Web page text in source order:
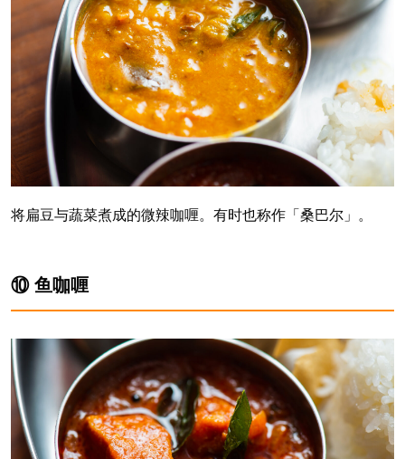
将扁豆与蔬菜煮成的微辣咖喱。有时也称作「桑巴尔」。
⑩ 鱼咖喱